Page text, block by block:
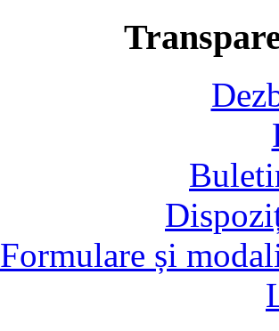
Formulare și